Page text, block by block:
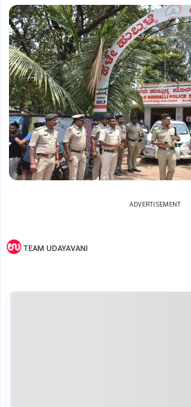
ADVERTISEMENT
TEAM UDAYAVANI